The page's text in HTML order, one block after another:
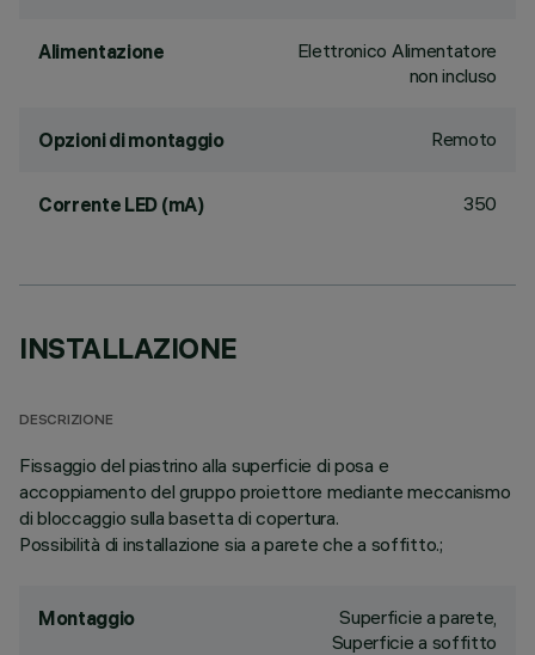
Alimentazione
Elettronico Alimentatore
non incluso
Opzioni di montaggio Remoto
Corrente LED (mA) 350
INSTALLAZIONE
DESCRIZIONE
Fissaggio del piastrino alla superficie di posa e
accoppiamento del gruppo proiettore mediante meccanismo
di bloccaggio sulla basetta di copertura.
Possibilità di installazione sia a parete che a soffitto.;
Montaggio
Superficie a parete,
Superficie a soffitto